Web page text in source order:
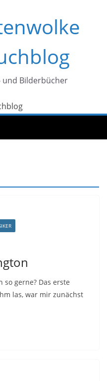
und Bilderbücher
gerne? Das erste
las, war mir zunächst